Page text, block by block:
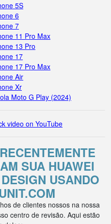
5S
6
7
11 Pro Max
13 Pro
17
17 Pro Max
Air
Xr
Moto G Play (2024)
video on YouTube
SUA HUAWEI
USANDO
de clientes nossos na nossa
centro de revisão. Aqui estão